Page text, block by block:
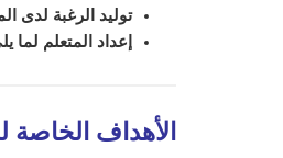
توليد الرغبة لدى
إعداد المتعلم لما
الأهداف الخاصة